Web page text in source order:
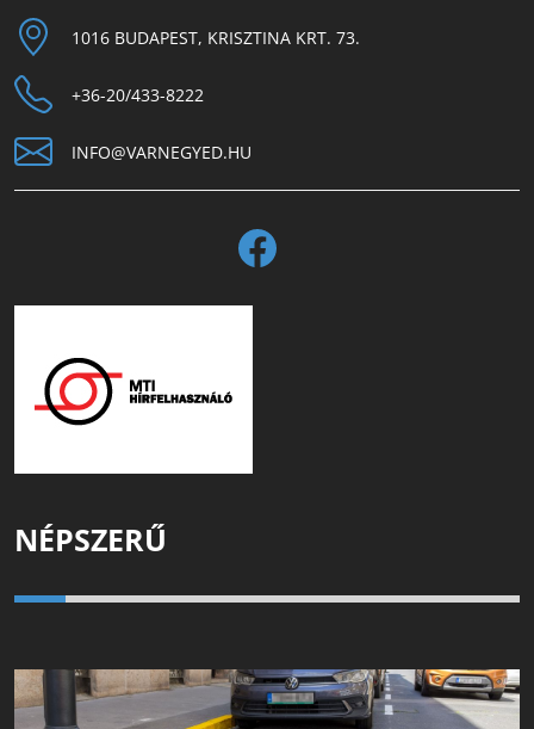
1016 BUDAPEST, KRISZTINA KRT. 73.
+36-20/433-8222
INFO@VARNEGYED.HU
NÉPSZERŰ